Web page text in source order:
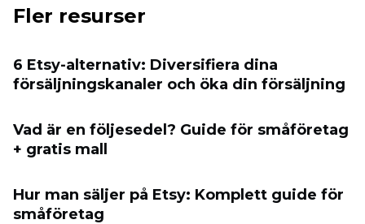
Fler resurser
6 Etsy-alternativ: Diversifiera dina
försäljningskanaler och öka din försäljning
Vad är en följesedel? Guide för småföretag
+ gratis mall
Hur man säljer på Etsy: Komplett guide för
småföretag